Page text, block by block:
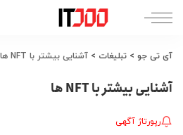
آی تی جو > تبلیغات > آشنایی بیشتر با NFT ها
آشنایی بیشتر با NFT ها
رپورتاژ آگهی